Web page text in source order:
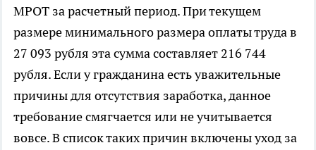
МРОТ за расчетный период. При текущем
размере минимального размера оплаты труда в
27 093 рубля эта сумма составляет 216 744
рубля. Если у гражданина есть уважительные
причины для отсутствия заработка, данное
требование смягчается или не учитывается
вовсе. В список таких причин включены уход за